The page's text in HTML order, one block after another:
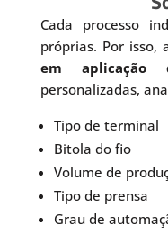
Cada processo
próprias. Por isso,
em aplicação
personalizadas,
Tipo de terminal
Bitola do fio
Volume de
Tipo de prensa
Grau de